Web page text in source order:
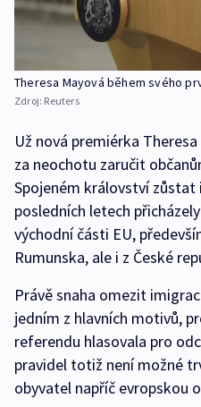
Theresa Mayová během svého
Zdroj: Reuters
Už nová premiérka
za neochotu zaručit
Spojeném království
posledních letech
východní části EU,
Rumunska, ale i z České
Právě snaha omezit
jedním z hlavních motivů,
referendu hlasovala pro
pravidel totiž není možné
obyvatel napříč evropskou